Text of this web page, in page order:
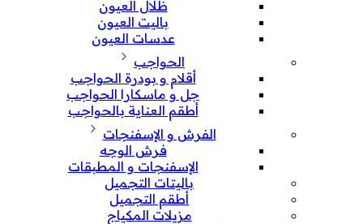
ظلال العيون
باليت العيون
عدسات العيون
الحواجب
أقلام و بودرة الحواجب
جل و ماسكارا الحواجب
أطقم العناية بالحواجب
الفرش و الإسفنجات
فرش الوجه
الإسفنجات و المطبقات
باليتات التجميل
أطقم التجميل
مزيلات المكياج